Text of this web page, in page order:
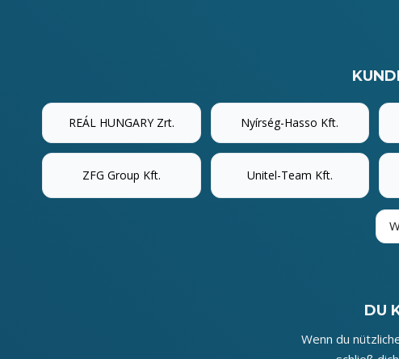
REÁL HUNGARY Zrt. Nyírség-Hasso Kft.
ZFG Group Kft. Unitel-Team Kft.
DU
Wenn du